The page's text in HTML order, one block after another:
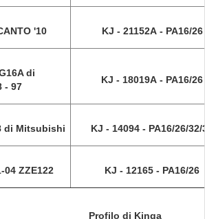
'10 KJ - 21152A - PA16/26
di
- 97
KJ - 18019A - PA16/26
di Mitsubishi KJ - 14094 - PA16/26/32/
04 ZZE122 KJ - 12165 - PA16/26
Profilo di Kinga